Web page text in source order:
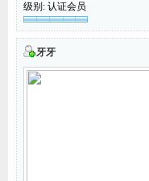
级别: 认证会员
牙牙